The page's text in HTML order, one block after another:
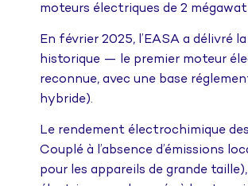
moteurs électriques de 2
En février 2025, l’EASA a délivré
historique — le premier moteur
reconnue, avec une base
hybride).
Le rendement électrochimique
Couplé à l’absence d’émissions
pour les appareils de grande